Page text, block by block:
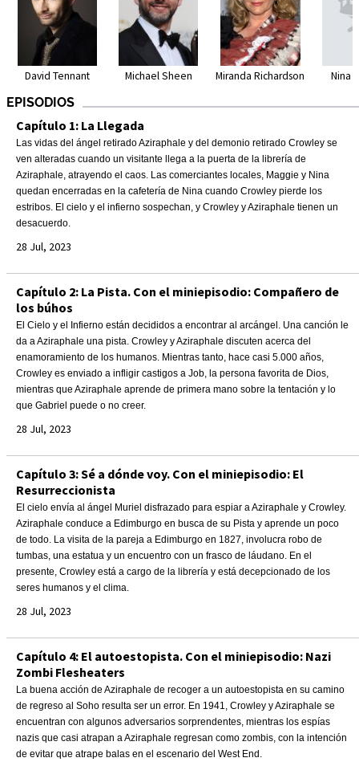
David Tennant Michael Sheen Miranda Richardson Nina
EPISODIOS
Capítulo 1: La Llegada
Las vidas del ángel retirado Aziraphale y del demonio retirado Crowley se
ven alteradas cuando un visitante llega a la puerta de la librería de
Aziraphale, atrayendo el caos. Las comerciantes locales, Maggie y Nina
quedan encerradas en la cafetería de Nina cuando Crowley pierde los
estribos. El cielo y el infierno sospechan, y Crowley y Aziraphale tienen un
desacuerdo.
28 Jul, 2023
Capítulo 2: La Pista. Con el miniepisodio: Compañero de
los búhos
El Cielo y el Infierno están decididos a encontrar al arcángel. Una canción le
da a Aziraphale una pista. Crowley y Aziraphale discuten acerca del
enamoramiento de los humanos. Mientras tanto, hace casi 5.000 años,
Crowley es enviado a infligir castigos a Job, la persona favorita de Dios,
mientras que Aziraphale aprende de primera mano sobre la tentación y lo
que Gabriel puede o no creer.
28 Jul, 2023
Capítulo 3: Sé a dónde voy. Con el miniepisodio: El
Resurreccionista
El cielo envía al ángel Muriel disfrazado para espiar a Aziraphale y Crowley.
Aziraphale conduce a Edimburgo en busca de su Pista y aprende un poco
de todo. La visita de la pareja a Edimburgo en 1827, involucra robo de
tumbas, una estatua y un encuentro con un frasco de láudano. En el
presente, Crowley está a cargo de la librería y está decepcionado de los
seres humanos y el clima.
28 Jul, 2023
Capítulo 4: El autoestopista. Con el miniepisodio: Nazi
Zombi Flesheaters
La buena acción de Aziraphale de recoger a un autoestopista en su camino
de regreso al Soho resulta ser un error. En 1941, Crowley y Aziraphale se
encuentran con algunos adversarios sorprendentes, mientras los espías
nazis que casi atrapan a Aziraphale regresan como zombis, con la intención
de evitar que atrape balas en el escenario del West End.